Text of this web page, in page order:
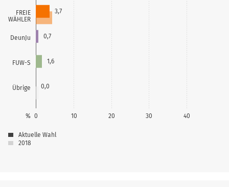
FREIE
WÄHLER
DeunJu
FUW-S
Übrige
0 10 20 30 40
%
3,7
0,7
1,6
0,0
Aktuelle Wahl
2018